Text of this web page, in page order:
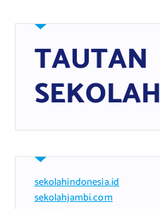
TAUTAN
SEKOLAH
sekolahindonesia.id
sekolahjambi.com